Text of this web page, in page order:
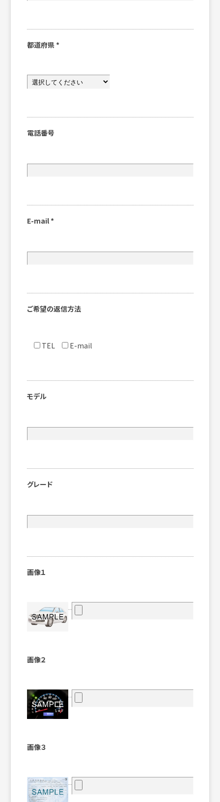
都道府県 *
電話番号
E-mail *
ご希望の返信方法
TEL E-mail
モデル
グレード
画像１
画像２
画像３